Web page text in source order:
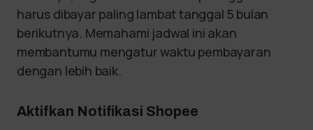
harus dibayar paling lambat tanggal 5 bulan
berikutnya. Memahami jadwal ini akan
membantumu mengatur waktu pembayaran
dengan lebih baik.
Aktifkan Notifikasi Shopee